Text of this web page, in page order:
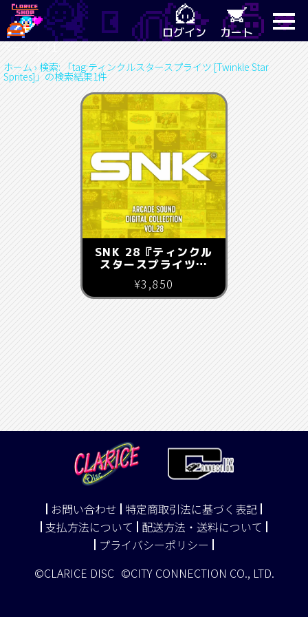
ログイン カート
ページ 1 / 1
ホーム › 検索: 「tag:ティンクルスタースプライツ [Twinkle Star
Sprites]」の検索結果1件
SNK 28『ティンクル
スタースプライツ』
『プレヒストリックア
イル2 原始島』
¥3,850
お問い合わせ 特定商取引法に基づく表記
支払方法について
配送方法・送料について
プライバシーポリシー
©CLARICE DISC ©CITY CONNECTION CO., LTD.